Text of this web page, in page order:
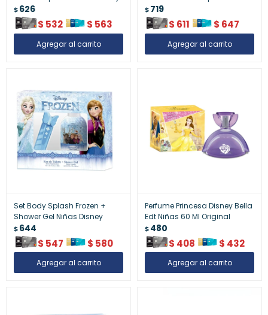
$626
$ 532 $ 563
$719
$ 611 $ 647
Set Body Splash Frozen +
Shower Gel Niñas Disney
$644
$ 547 $ 580
Perfume Princesa Disney Bella
Edt Niñas 60 Ml Original
$480
$ 408 $ 432